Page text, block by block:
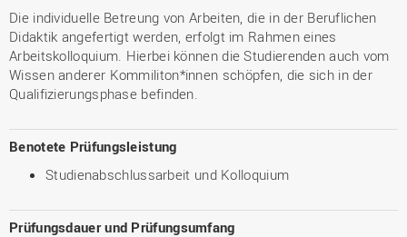
Die individuelle Betreung von Arbeiten, die in der Beruflichen
Didaktik angefertigt werden, erfolgt im Rahmen eines
Arbeitskolloquium. Hierbei können die Studierenden auch vom
Wissen anderer Kommiliton*innen schöpfen, die sich in der
Qualifizierungsphase befinden.
Benotete Prüfungsleistung
Studienabschlussarbeit und Kolloquium
Prüfungsdauer und Prüfungsumfang